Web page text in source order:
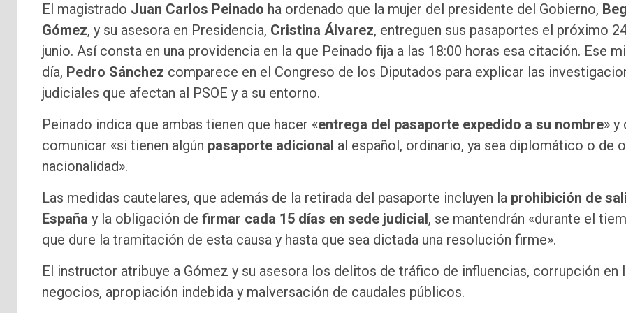
El magistrado Juan Carlos Peinado ha ordenado que la mujer del presidente del Gobierno,
Gómez, y su asesora en Presidencia, Cristina Álvarez, entreguen sus pasaportes el próximo
junio. Así consta en una providencia en la que Peinado fija a las 18:00 horas esa citación. Ese
día, Pedro Sánchez comparece en el Congreso de los Diputados para explicar las
judiciales que afectan al PSOE y a su entorno.
Peinado indica que ambas tienen que hacer «entrega del pasaporte expedido a su nombre» y
comunicar «si tienen algún pasaporte adicional al español, ordinario, ya sea diplomático o de
nacionalidad».
Las medidas cautelares, que además de la retirada del pasaporte incluyen la prohibición de
España y la obligación de firmar cada 15 días en sede judicial, se mantendrán «durante el
que dure la tramitación de esta causa y hasta que sea dictada una resolución firme».
El instructor atribuye a Gómez y su asesora los delitos de tráfico de influencias, corrupción en
negocios, apropiación indebida y malversación de caudales públicos.